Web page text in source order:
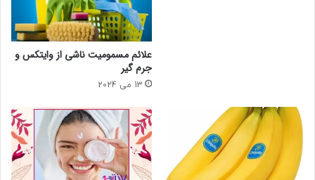
علائم مسمومیت ناشی از وایتکس و
جرم گیر
13 می 2024